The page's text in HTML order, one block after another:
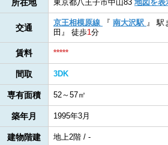
所在地 東京都八王子市中山83 地図を表
交通
京王相模原線 『 南大沢駅 』 駅
田』 徒歩1分
賃料 *****
間取 3DK
専有面積 52～57㎡
築年月 1995年3月
建物階建 地上2階 / -